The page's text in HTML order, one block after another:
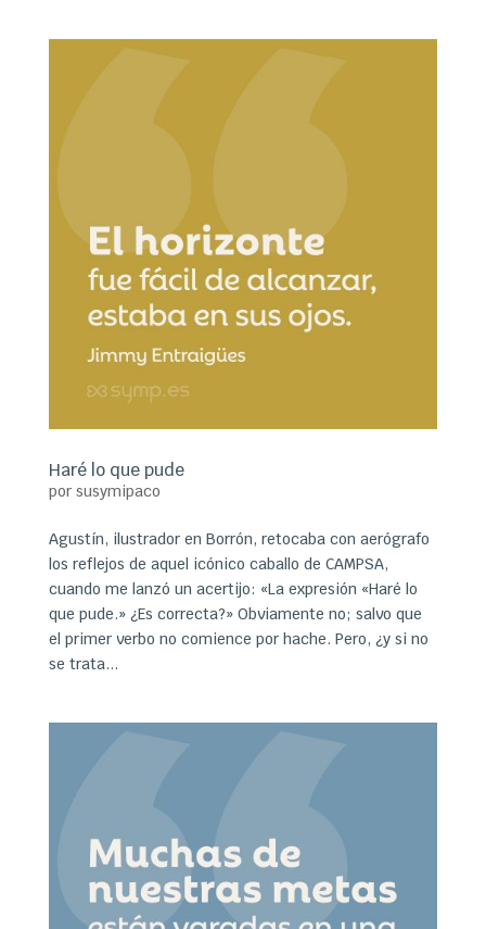
Haré lo que pude
por susymipaco
Agustín, ilustrador en Borrón, retocaba con aerógrafo
los reflejos de aquel icónico caballo de CAMPSA,
cuando me lanzó un acertijo: «La expresión «Haré lo
que pude.» ¿Es correcta?» Obviamente no; salvo que
el primer verbo no comience por hache. Pero, ¿y si no
se trata...